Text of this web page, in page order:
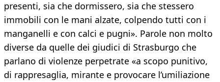
presenti, sia che dormissero, sia che stessero
immobili con le mani alzate, colpendo tutti con i
manganelli e con calci e pugni». Parole non molto
diverse da quelle dei giudici di Strasburgo che
parlano di violenze perpetrate «a scopo punitivo,
di rappresaglia, mirante e provocare l’umiliazione